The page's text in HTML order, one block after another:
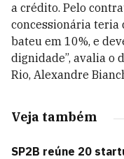
a crédito. Pelo
concessionária teria
bateu em 10%, e
dignidade”, avalia o
Rio, Alexandre
Veja também
SP2B reúne 20